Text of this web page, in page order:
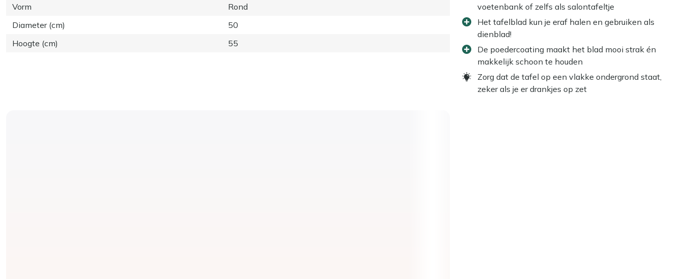
Vorm
Rond
Diameter (cm)
50
Hoogte (cm)
55
voetenbank of zelfs als salontafeltje
Het tafelblad kun je eraf halen en gebruiken als
dienblad!
De poedercoating maakt het blad mooi strak én
makkelijk schoon te houden
Zorg dat de tafel op een vlakke ondergrond staat,
zeker als je er drankjes op zet